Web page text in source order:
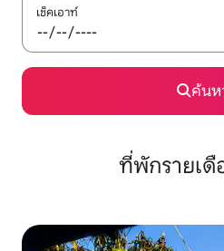
เช็คเอาท์
ค้นห
ที่พักรายเดื